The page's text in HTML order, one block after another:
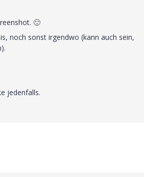
🙂
noch sonst irgendwo (kann auch sein,
jedenfalls.